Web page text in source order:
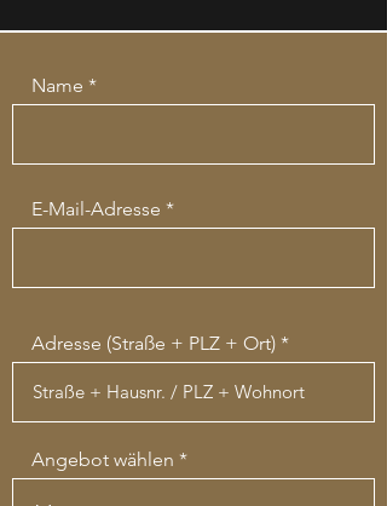
Name
E-Mail-Adresse
Adresse (Straße + PLZ + Ort)
Angebot wählen